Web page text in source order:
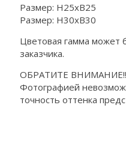
Размер: Н25хВ25
Размер: Н30хВ30
Цветовая гамма может
заказчика.
ОБРАТИТЕ
Фотографией
точность оттенка